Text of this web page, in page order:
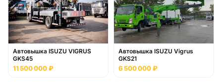
Автовышка ISUZU VIGRUS
GKS45
11 500 000 ₽
Автовышка ISUZU Vigrus
GKS21
6 500 000 ₽